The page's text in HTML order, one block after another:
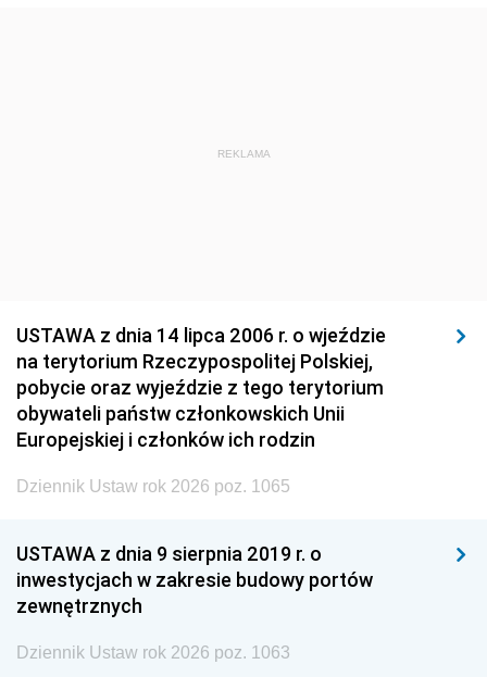
REKLAMA
USTAWA z dnia 14 lipca 2006 r. o wjeździe
na terytorium Rzeczypospolitej Polskiej,
pobycie oraz wyjeździe z tego terytorium
obywateli państw członkowskich Unii
Europejskiej i członków ich rodzin
Dziennik Ustaw rok 2026 poz. 1065
USTAWA z dnia 9 sierpnia 2019 r. o
inwestycjach w zakresie budowy portów
zewnętrznych
Dziennik Ustaw rok 2026 poz. 1063